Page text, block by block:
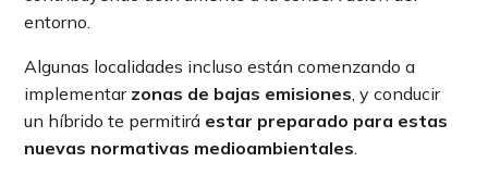
entorno.
Algunas localidades incluso están comenzando a
implementar zonas de bajas emisiones , y conducir
un híbrido te permitirá estar preparado para estas
nuevas normativas medioambientales